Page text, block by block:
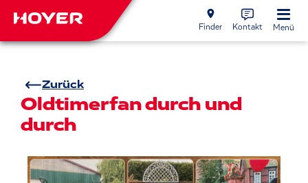
Finder Kontakt Menü
Zurück
Oldtimerfan durch und
durch